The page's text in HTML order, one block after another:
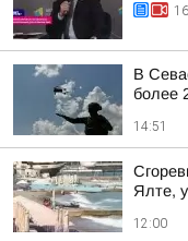
В
более
14:51
Ялте,
12:00